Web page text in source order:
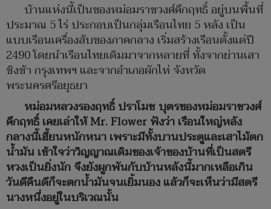
บ้านแห่งนี้เป็นของหม่อมราชวงศ์คึกฤทธิ์ อยู่บนพื้นที่
ประมาณ 5 ไร่ ประกอบเป็นกลุ่มเรือนไทย 5 หลัง เป็น
แบบเรือนเครื่องสับของภาคกลาง เริ่มสร้างเรือนตั้งแต่ปี
2490 โดยนำเรือนไทยเดิมมาจากหลายที่ ทั้งจากย่านเสา
ชิงช้า กรุงเทพฯ และจากอำเภอผักไห่ จังหวัด
พระนครศรีอยุธยา
หม่อมหลวงรองฤทธิ์ ปราโมช บุตรของหม่อมราชวงศ์
คึกฤทธิ์ เคยเล่าให้ Mr. Flowerฟังว่า เรือนใหญ่หลัง
กลางนี้เฮี้ยนหนักหนา เพราะมีทั้งบานประตูและเสาไม้ตก
น้ำมัน เข้าใจว่าวิญญาณเดิมของเจ้าของบ้านที่เป็นสตรี
หวงเป็นยิ่งนัก จึงยังผูกพันกับบ้านหลังนี้มากเหลือเกิน
วันดีคืนดีก็จะตกน้ำมันจนเยิ้มนอง แล้วก็จะเห็นว่ามีสตรี
นางหนึ่งอยู่ในบริเวณนั้น